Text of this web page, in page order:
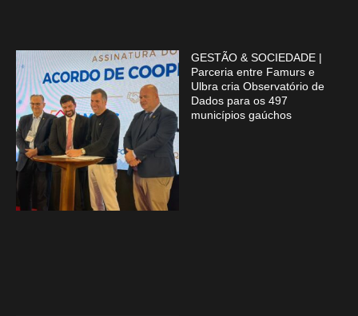
GESTÃO & SOCIEDADE |
Parceria entre Famurs e
Ulbra cria Observatório de
Dados para os 497
municípios gaúchos